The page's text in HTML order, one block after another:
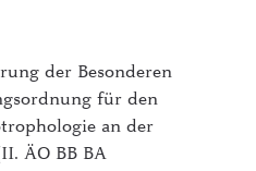
mit Angeboten
der Besonderen
für den
an der
ÄO BB BA